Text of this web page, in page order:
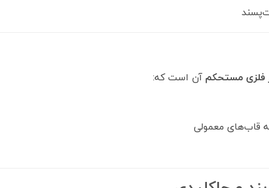
فلزی مستحکمآن است که:
قاب‌های معمولی